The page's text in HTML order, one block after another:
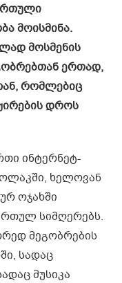
მოისმინა.
მოსმენის
ერთად,
რომლებიც
დროს
ინტერნეტ-
ხელოვან
ოჯახში
სიმღერებს.
მეგობრების
სადაც
მუსიკა